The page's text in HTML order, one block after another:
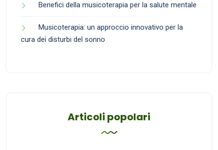
Benefici della musicoterapia per la salute mentale
Musicoterapia: un approccio innovativo per la
cura dei disturbi del sonno
Articoli popolari